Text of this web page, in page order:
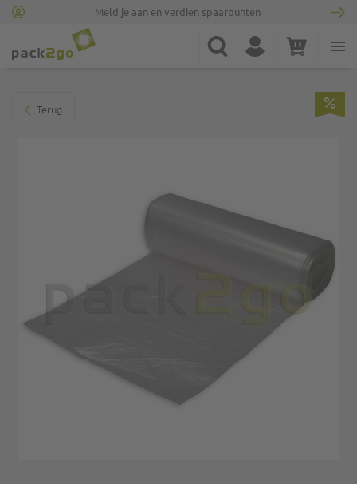
Meld je aan en verdien spaarpunten
Ga naar homepagina
Zoek Account Winkelwagen
Terug